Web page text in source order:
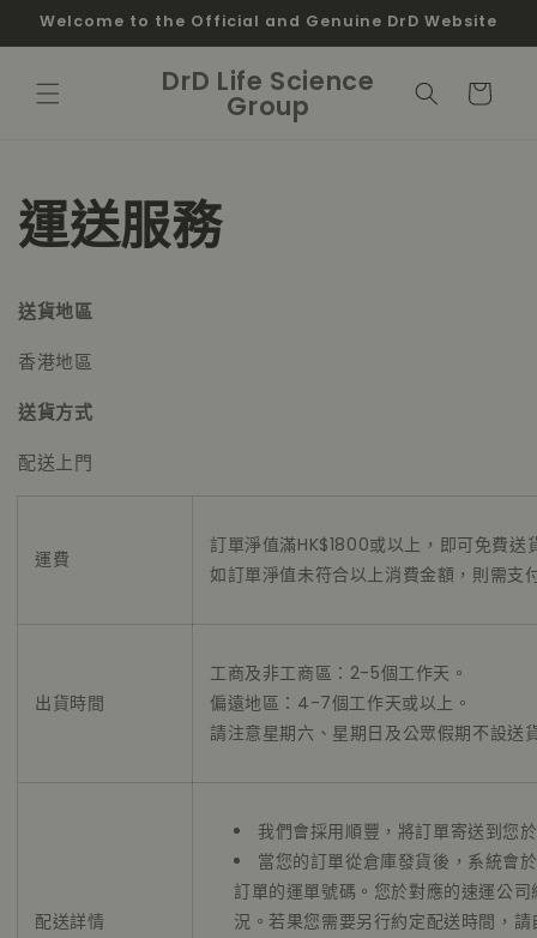
跳至內
Welcome to the Official and Genuine DrD Website
DrD Life Science
Group
物
運送服務
送貨地區
香港地區
送貨方式
配送上門
運費
訂單淨值滿HK$1800或以上，即可免費送
如訂單淨值未符合以上消費金額，則需支
出貨時間
工商及非工商區：2-5個工作天。
偏遠地區：4-7個工作天或以上。
請注意星期六、星期日及公眾假期不設送
配送詳情
我們會採用順豐，將訂單寄送到您
當您的訂單從倉庫發貨後，系統會
訂單的運單號碼。您於對應的速運公
況。若果您需要另行約定配送時間，